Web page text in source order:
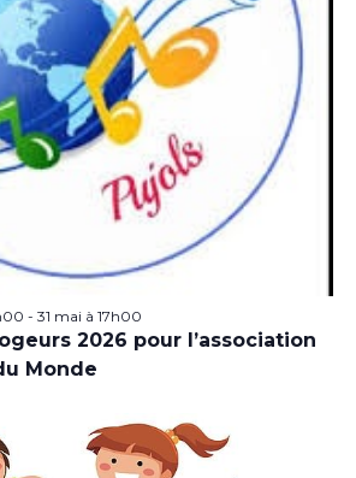
- 31 mai à 17h00
2026 pour l’association
Monde